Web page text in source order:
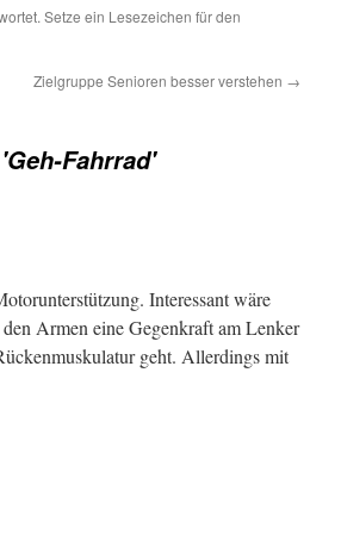
Setze ein Lesezeichen für den
Zielgruppe Senioren besser verstehen →
Fahrrad'
Interessant wäre
Armen eine Gegenkraft am Lenker
geht. Allerdings mit